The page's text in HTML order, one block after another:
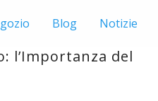
Blog Notizie
l’Importanza del